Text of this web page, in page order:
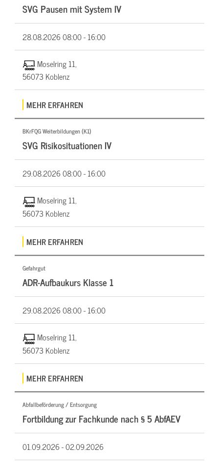
SVG Pausen mit System IV
28.08.202608:00 - 16:00
Moselring 11,
56073 Koblenz
MEHR ERFAHREN
BKrFQG Weiterbildungen (K1)
SVG Risikosituationen IV
29.08.202608:00 - 16:00
Moselring 11,
56073 Koblenz
MEHR ERFAHREN
Gefahrgut
ADR-Aufbaukurs Klasse 1
29.08.202608:00 - 16:00
Moselring 11,
56073 Koblenz
MEHR ERFAHREN
Abfallbeförderung / Entsorgung
Fortbildung zur Fachkunde nach § 5 AbfAEV
01.09.2026 -02.09.2026